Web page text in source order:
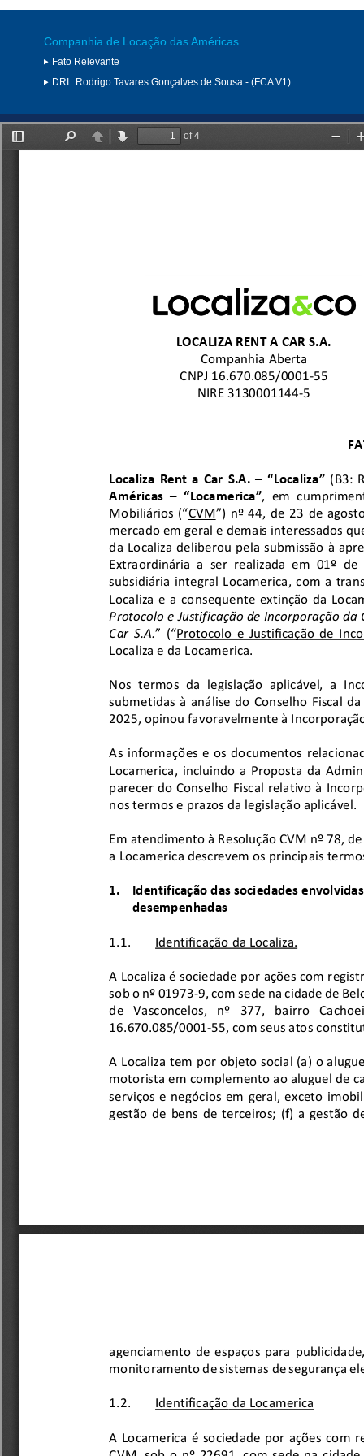
Companhia de Locação das Américas
Fato Relevante
DRI: Rodrigo Tavares Gonçalves de Sousa - (FCA V1)